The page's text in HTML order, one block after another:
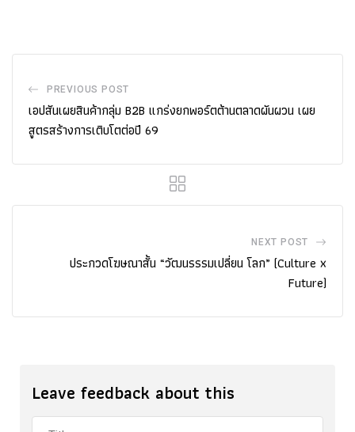
PREVIOUS POST
เอปสันเผยสินค้ากลุ่ม B2B แกร่งยกพอร์ตต้านตลาดผันผวน เผย
สูตรสร้างการเติบโตต่อปี 69
NEXT POST
ประกวดโฆษณาสั้น “วัฒนรรรมเปลี่ยน โลก” (Culture x
Future)
Leave feedback about this